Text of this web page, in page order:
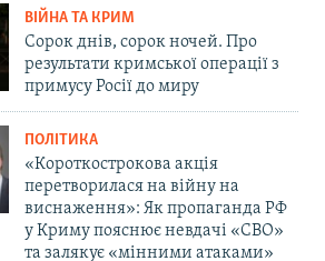
ВІЙНА ТА КРИМ
Сорок днів, сорок ночей. Про
результати кримської операції з
примусу Росії до миру
ПОЛІТИКА
«Короткострокова акція
перетворилася на війну на
виснаження»: Як пропаганда РФ
у Криму пояснює невдачі «СВО»
та залякує «мінними атаками»